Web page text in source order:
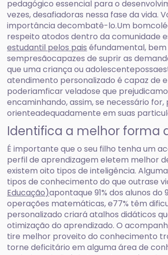
pedagógico essencial para o
vezes, desafiadoras nessa fase da vida.
importância decombatê-lo.Um
respeito atodos dentro da comunidade
estudantil pelos pais éfundamental, bem
sempresãocapazes de suprir as
que uma criança ou
atendimento personalizado é capaz de
poderiamficar veladose que
encaminhando, assim, se necessário
orienteadequadamente em suas
Identifica a melhor forma
É importante que o seu filho tenha um
perfil de aprendizagem eletem melhor
existem oito tipos de inteligência.
tipos de conhecimento do que outrase
Educação)apontaque 91% dos alunos
operações matemáticas, e77% têm
personalizado criará atalhos didáticos
otimização do aprendizado. O
tire melhor proveito do conhecimento
torne deficitário em alguma área de